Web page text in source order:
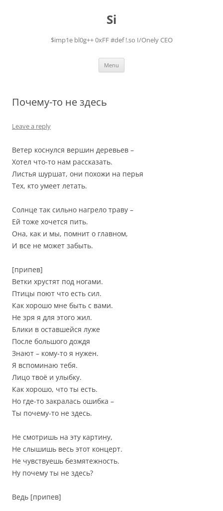
Si
$imp1e bl0g++ 0xFF #def !.so I/Onely CEO
Menu
Почему-то не здесь
Leave a reply
Ветер коснулся вершин деревьев –
Хотел что-то нам рассказать.
Листья шуршат, они похожи на перья
Тех, кто умеет летать.
Солнце так сильно нагрело траву –
Ей тоже хочется пить.
Она, как и мы, помнит о главном,
И все не может забыть.
[припев]
Ветки хрустят под ногами.
Птицы поют что есть сил.
Как хорошо мне быть с вами.
Не зря я для этого жил.
Блики в оставшейся луже
После большого дождя
Знают – кому-то я нужен.
Я вспоминаю тебя.
Лицо твоё и улыбку.
Как хорошо, что ты есть.
Но где-то закралась ошибка –
Ты почему-то не здесь.
Не смотришь на эту картину,
Не слышишь весь этот концерт.
Не чувствуешь безмятежность.
Ну почему ты не здесь?
Ведь [припев]